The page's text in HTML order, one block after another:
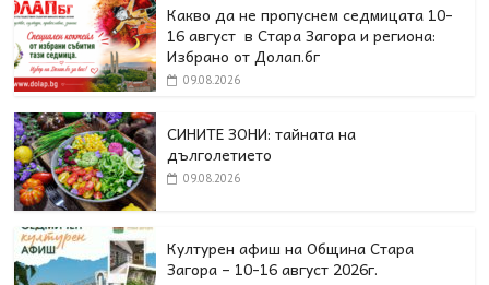
Какво да не пропуснем седмицата 10-
16 август в Стара Загора и региона:
Избрано от Долап.бг
09.08.2026
СИНИТЕ ЗОНИ: тайната на
дълголетието
09.08.2026
Културен афиш на Община Стара
Загора – 10-16 август 2026г.